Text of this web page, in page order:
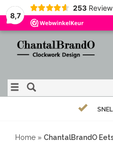
8,7
253
Home » ChantalBrandO